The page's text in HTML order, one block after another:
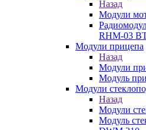
Назад
Модули
RHM-03
Модули прицепа
Назад
Модули
Модуль
Модули
Назад
Модули
Модуль